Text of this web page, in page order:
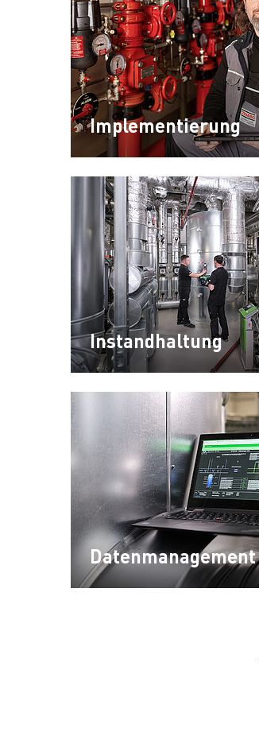
Implementierung
Instandhaltung
Datenmanagement